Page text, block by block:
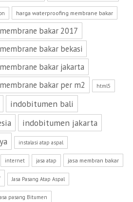
harga waterproofing membrane bakar
bakar 2017
bakar bekasi
bakar jakarta
bakar per m2
html5
indobitumen bali
indobitumen jakarta
instalasi atap aspal
internet jasa atap jasa membran bakar
Jasa Pasang Atap Aspal
pasang Bitumen